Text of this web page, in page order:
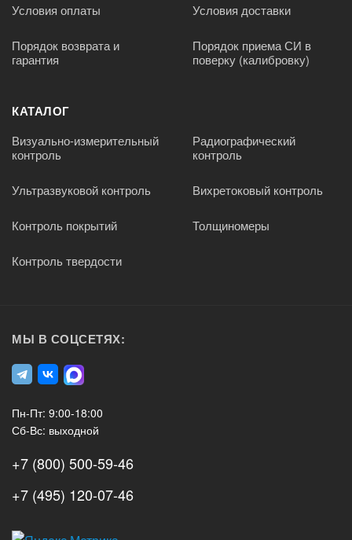
Условия оплаты Условия доставки
Порядок возврата и
гарантия
Порядок приема СИ в
поверку (калибровку)
КАТАЛОГ
Визуально-измерительный
контроль
Радиографический
контроль
Ультразвуковой контроль Вихретоковый контроль
Контроль покрытий Толщиномеры
Контроль твердости
МЫ В СОЦСЕТЯХ:
Пн-Пт: 9:00-18:00
Сб-Вс: выходной
+7 (800) 500-59-46
+7 (495) 120-07-46